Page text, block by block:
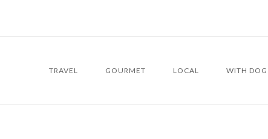
TRAVEL GOURMET LOCAL WITH DOG